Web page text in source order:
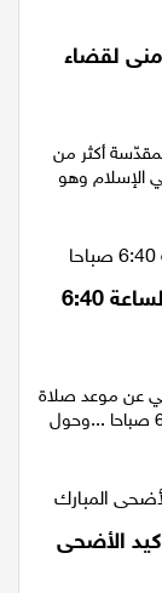
منى لقضاء
أكثر من
الإسلام وهو
المجلس الإسلامي للافتاء : صلاة العيد الساعة 6:40
عن موعد صلاة
عيد الاضحى وذلك يوم الجمعة في تمام السّاعة 6:40 صباحا ...وحول
الأضحى